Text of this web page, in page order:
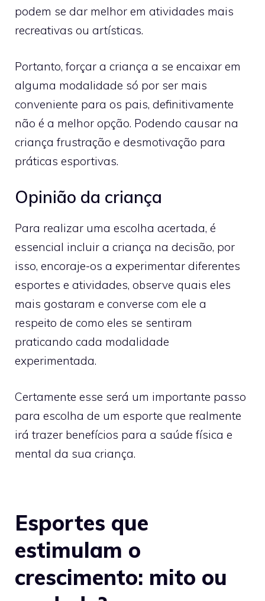
podem se dar melhor em atividades mais
recreativas ou artísticas.
Portanto, forçar a criança a se encaixar em
alguma modalidade só por ser mais
conveniente para os pais, definitivamente
não é a melhor opção. Podendo causar na
criança frustração e desmotivação para
práticas esportivas.
Opinião da criança
Para realizar uma escolha acertada, é
essencial incluir a criança na decisão, por
isso, encoraje-os a experimentar diferentes
esportes e atividades, observe quais eles
mais gostaram e converse com ele a
respeito de como eles se sentiram
praticando cada modalidade
experimentada.
Certamente esse será um importante passo
para escolha de um esporte que realmente
irá trazer benefícios para a saúde física e
mental da sua criança.
Esportes que
estimulam o
crescimento: mito ou